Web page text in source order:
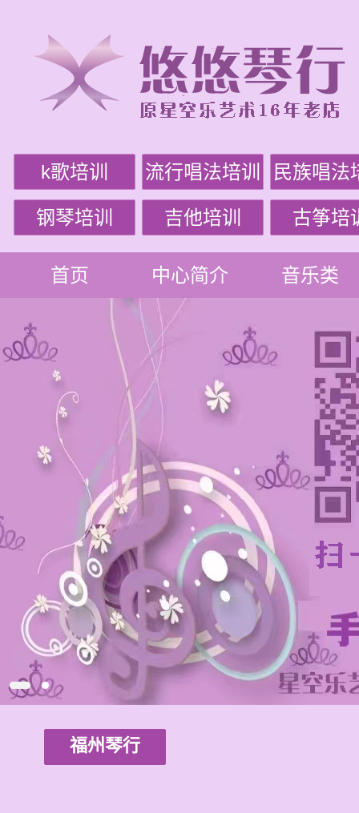
k歌培训 流行唱法培训 民族唱法
钢琴培训 吉他培训 古筝培
首页 中心简介 音乐类
福州琴行